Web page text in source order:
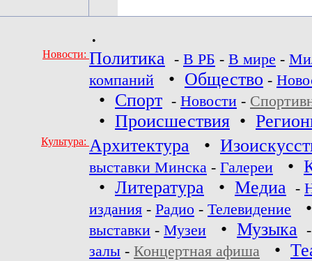
•
Новости: Политика - В РБ - В мире -
компаний
• Общество -
• Спорт - Новости -
• Происшествия •
Культура: Архитектура •
выставки Минска - Галереи •
• Литература • Медиа -
издания - Радио - Телевидение
выставки - Музеи • Музыка
залы - Концертная афиша •